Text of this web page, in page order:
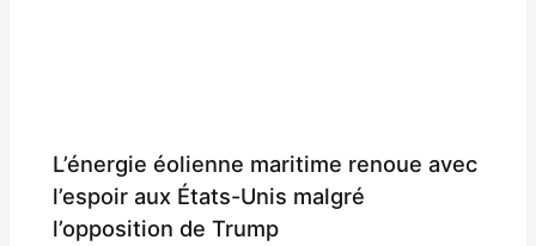
L’énergie éolienne maritime renoue avec
l’espoir aux États-Unis malgré
l’opposition de Trump